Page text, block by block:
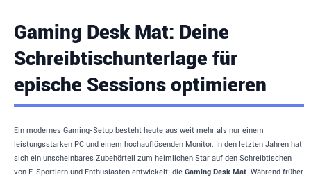
Gaming Desk Mat: Deine
Schreibtischunterlage für
epische Sessions optimieren
Ein modernes Gaming-Setup besteht heute aus weit mehr als nur einem
leistungsstarken PC und einem hochauflösenden Monitor. In den letzten Jahren hat
sich ein unscheinbares Zubehörteil zum heimlichen Star auf den Schreibtischen
von E-Sportlern und Enthusiasten entwickelt: die Gaming Desk Mat . Während früher